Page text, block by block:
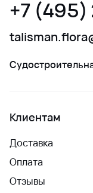
+7
Клиентам
Доставка
Оплата
Отзывы